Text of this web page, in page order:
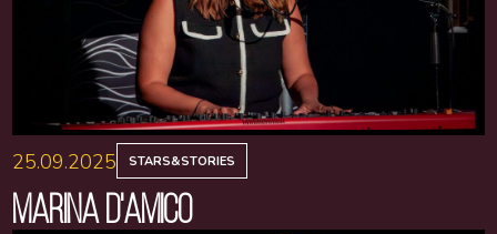
25.09.2025 STARS&STORIES
MARINA D'AMICO